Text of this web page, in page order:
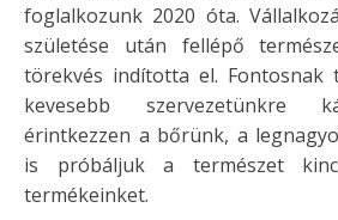
foglalkozunk 2020 óta.
születése után fellépő
törekvés indította el. Fontosnak
kevesebb szervezetünkre
érintkezzen a bőrünk, a
is próbáljuk a természet
termékeinket.